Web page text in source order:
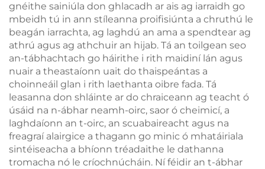
gnéithe sainiúla don ghlacadh ar ais ag iarraidh go
mbeidh tú in ann stíleanna proifisiúnta a chruthú le
beagán iarrachta, ag laghdú an ama a spendtear ag
athrú agus ag athchuir an hijab. Tá an toilgean seo
an-tábhachtach go háirithe i rith maidiní lán agus
nuair a theastaíonn uait do thaispeántas a
choinneáil glan i rith laethanta oibre fada. Tá
leasanna don shláinte ar do chraiceann ag teacht ó
úsáid na n-ábhar neamh-oirc, saor ó cheimicí, a
laghdaíonn an t-oirc, an scuabaireacht agus na
freagraí alairgice a thagann go minic ó mhatáiriala
sintéiseacha a bhíonn tréadaithe le dathanna
tromacha nó le críochnúcháin. Ní féidir an t-ábhar